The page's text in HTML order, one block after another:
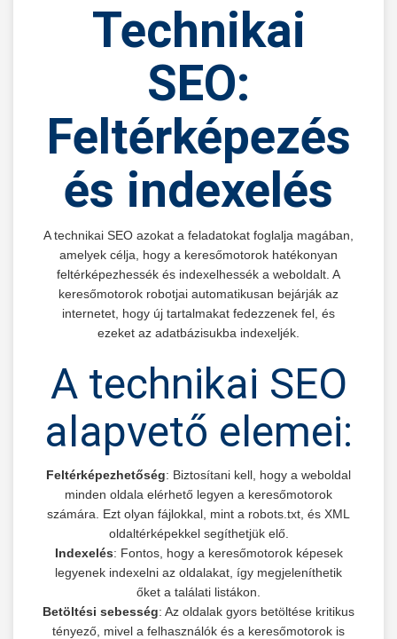
Technikai
SEO:
Feltérképezés
és indexelés
A technikai SEO azokat a feladatokat foglalja magában,
amelyek célja, hogy a keresőmotorok hatékonyan
feltérképezhessék és indexelhessék a weboldalt. A
keresőmotorok robotjai automatikusan bejárják az
internetet, hogy új tartalmakat fedezzenek fel, és
ezeket az adatbázisukba indexeljék.
A technikai SEO
alapvető elemei:
Feltérképezhetőség: Biztosítani kell, hogy a weboldal
minden oldala elérhető legyen a keresőmotorok
számára. Ezt olyan fájlokkal, mint a robots.txt, és XML
oldaltérképekkel segíthetjük elő.
Indexelés: Fontos, hogy a keresőmotorok képesek
legyenek indexelni az oldalakat, így megjeleníthetik
őket a találati listákon.
Betöltési sebesség: Az oldalak gyors betöltése kritikus
tényező, mivel a felhasználók és a keresőmotorok is